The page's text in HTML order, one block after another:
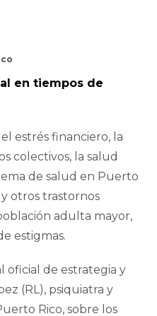
en tiempos de
estrés financiero, la
colectivos, la salud
de salud en Puerto
otros trastornos
adulta mayor,
estigmas.
oficial de estrategia y
(RL), psiquiatra y
Rico, sobre los